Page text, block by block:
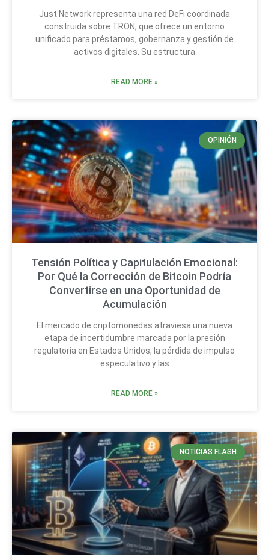
Just Network representa una red DeFi coordinada
construida sobre TRON, que ofrece un entorno
unificado para préstamos, gobernanza y gestión de
activos digitales. Su estructura
READ MORE »
OPINIÓN
Tensión Política y Capitulación Emocional:
Por Qué la Corrección de Bitcoin Podría
Convertirse en una Oportunidad de
Acumulación
El mercado de criptomonedas atraviesa una nueva
etapa de incertidumbre marcada por la presión
regulatoria en Estados Unidos, la pérdida de impulso
especulativo y las
READ MORE »
NOTICIAS FLASH